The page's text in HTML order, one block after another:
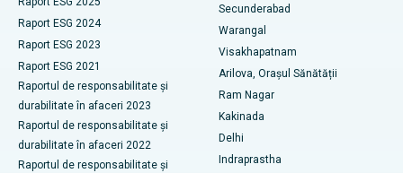
Cel mai bun spital din Suryaraopeta Main Road, Kakinada
Cel mai bun spital din Canal Circular Road, Kolkata
Cel mai bun spital din CBD-ul Belapur, Navi Mumbai
Cel mai bun spital din Panchavati, Nashik
Cel mai bun spital din Secunderabad, Hyderabad
Biopsia rinichilor
paratiroidectomia
Chirurgie citoreductivă
Înlocuire totală de genunchi din ceramică
ERCP
Raport ESG 2024
Raport ESG 2023
Raport ESG 2021
Raportul de responsabilitate și
durabilitate în afaceri 2023
Raportul de responsabilitate și
durabilitate în afaceri 2022
Raportul de responsabilitate și
Secunderabad
Warangal
Visakhapatnam
Arilova, Orașul Sănătății
Ram Nagar
Kakinada
Delhi
Indraprastha